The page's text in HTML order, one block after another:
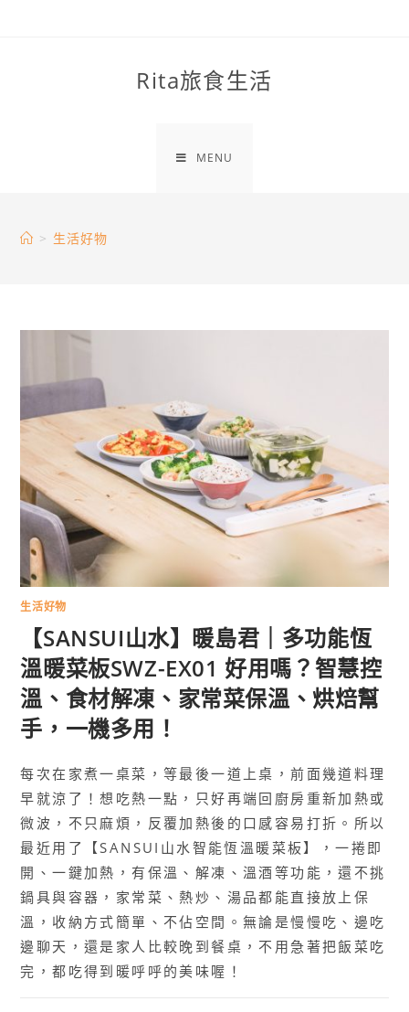
Rita旅食生活
MENU
> 生活好物
生活好物
【SANSUI山水】暖島君｜多功能恆
溫暖菜板SWZ-EX01 好用嗎？智慧控
溫、食材解凍、家常菜保溫、烘焙幫
手，一機多用！
每次在家煮一桌菜，等最後一道上桌，前面幾道料理
早就涼了！想吃熱一點，只好再端回廚房重新加熱或
微波，不只麻煩，反覆加熱後的口感容易打折。所以
最近用了【SANSUI山水智能恆溫暖菜板】，一捲即
開、一鍵加熱，有保溫、解凍、溫酒等功能，還不挑
鍋具與容器，家常菜、熱炒、湯品都能直接放上保
溫，收納方式簡單、不佔空間。無論是慢慢吃、邊吃
邊聊天，還是家人比較晚到餐桌，不用急著把飯菜吃
完，都吃得到暖呼呼的美味喔！